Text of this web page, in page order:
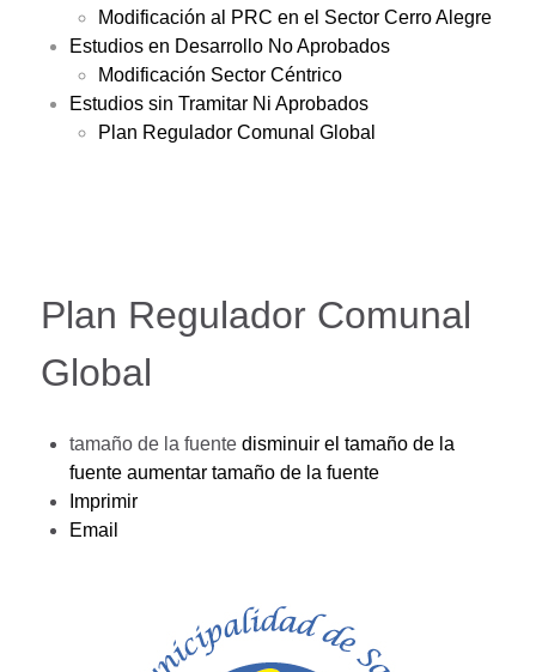
Modificación al PRC en el Sector Cerro Alegre
Estudios en Desarrollo No Aprobados
Modificación Sector Céntrico
Estudios sin Tramitar Ni Aprobados
Plan Regulador Comunal Global
Plan Regulador Comunal
Global
tamaño de la fuente disminuir el tamaño de la
fuente aumentar tamaño de la fuente
Imprimir
Email